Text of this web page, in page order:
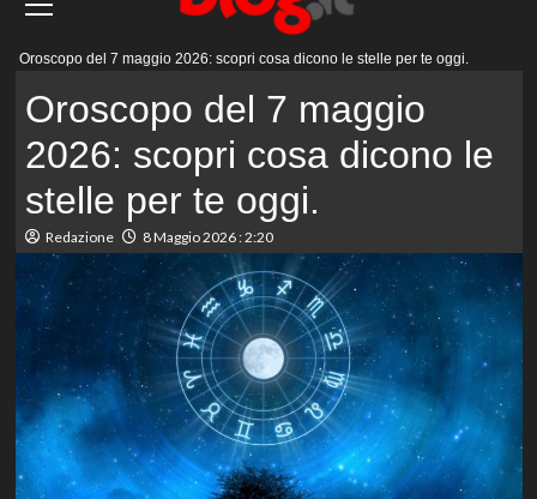
Oroscopo del 7 maggio 2026: scopri cosa dicono le stelle per te oggi.
Oroscopo del 7 maggio
2026: scopri cosa dicono le
stelle per te oggi.
Redazione 8 Maggio 2026 : 2:20